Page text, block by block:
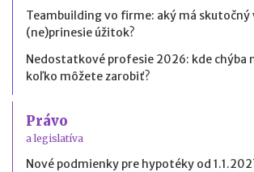
Teambuilding vo firme: aký má skutočný
(ne)prinesie úžitok?
Nedostatkové profesie 2026: kde chýba
koľko môžete zarobiť?
Právo
a legislatíva
Nové podmienky pre hypotéky od